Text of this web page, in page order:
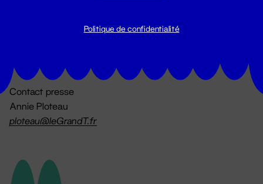
Contact presse
Annie Ploteau
ploteau@leGrandT.fr
Politique de confidentialité